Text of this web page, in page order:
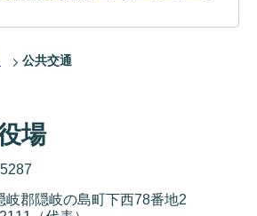
公共交通
場
岐郡隠岐の島町下西78番地2